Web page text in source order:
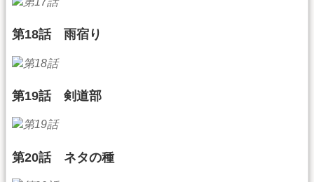
第18話 雨宿り
第19話 剣道部
第20話 ネタの種